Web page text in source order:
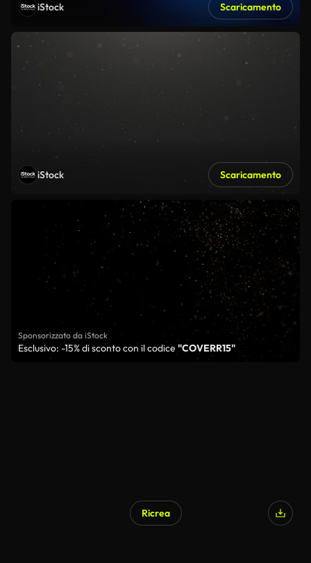
iStock Scaricamento
iStock Scaricamento
Sponsorizzato da iStock
Esclusivo: -15% di sconto con il codice "COVERR15"
Ricrea